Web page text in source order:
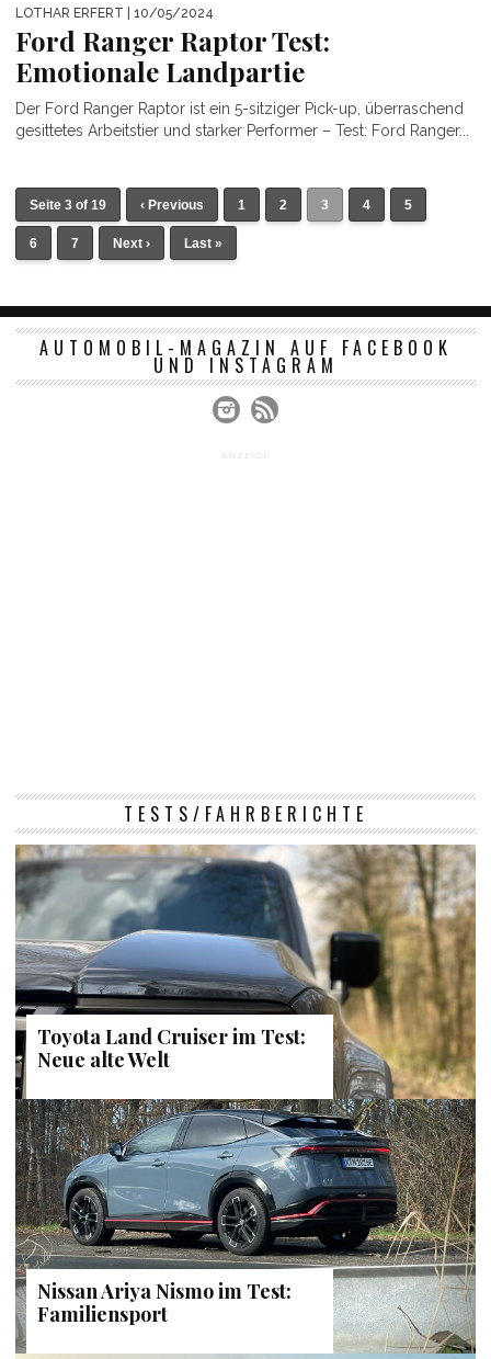
LOTHAR ERFERT | 10/05/2024
Ford Ranger Raptor Test:
Emotionale Landpartie
Der Ford Ranger Raptor ist ein 5-sitziger Pick-up, überraschend
gesittetes Arbeitstier und starker Performer – Test: Ford Ranger...
Seite 3 of 19 ‹ Previous 1 2 3 4 5
6 7 Next › Last »
AUTOMOBIL-MAGAZIN AUF FACEBOOK
UND INSTAGRAM
ANZEIGE
TESTS/FAHRBERICHTE
Toyota Land Cruiser im Test:
Neue alte Welt
Nissan Ariya Nismo im Test:
Familiensport